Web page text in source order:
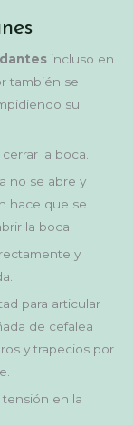
incluso en
también se
su
la boca.
no se abre y
hace que se
la boca.
y
para articular
de cefalea
y trapecios por
tensión en la